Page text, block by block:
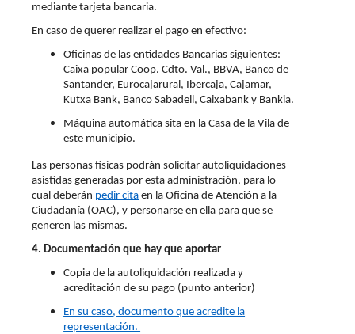
mediante tarjeta bancaria.
En caso de querer realizar el pago en efectivo:
Oficinas de las entidades Bancarias siguientes:
Caixa popular Coop. Cdto. Val., BBVA, Banco de
Santander, Eurocajarural, Ibercaja, Cajamar,
Kutxa Bank, Banco Sabadell, Caixabank y Bankia.
Máquina automática sita en la Casa de la Vila de
este municipio.
Las personas físicas podrán solicitar autoliquidaciones
asistidas generadas por esta administración, para lo
cual deberán pedir cita en la Oficina de Atención a la
Ciudadanía (OAC), y personarse en ella para que se
generen las mismas.
4. Documentación que hay que aportar
Copia de la autoliquidación realizada y
acreditación de su pago (punto anterior)
En su caso, documento que acredite la
representación.